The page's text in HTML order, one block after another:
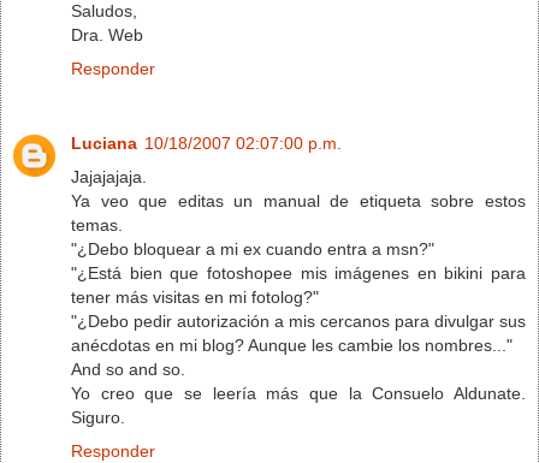
Saludos,
Dra. Web
Responder
Luciana 10/18/2007 02:07:00 p.m.
Jajajajaja.
Ya veo que editas un manual de etiqueta sobre estos
temas.
"¿Debo bloquear a mi ex cuando entra a msn?"
"¿Está bien que fotoshopee mis imágenes en bikini para
tener más visitas en mi fotolog?"
"¿Debo pedir autorización a mis cercanos para divulgar sus
anécdotas en mi blog? Aunque les cambie los nombres..."
And so and so.
Yo creo que se leería más que la Consuelo Aldunate.
Siguro.
Responder